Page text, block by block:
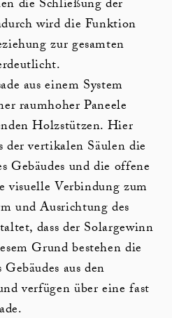
die Schließung der
wird die Funktion
zur gesamten
aus einem System
raumhoher Paneele
Holzstützen. Hier
vertikalen Säulen die
Gebäudes und die offene
visuelle Verbindung zum
und Ausrichtung des
dass der Solargewinn
Grund bestehen die
aus den
verfügen über eine fast